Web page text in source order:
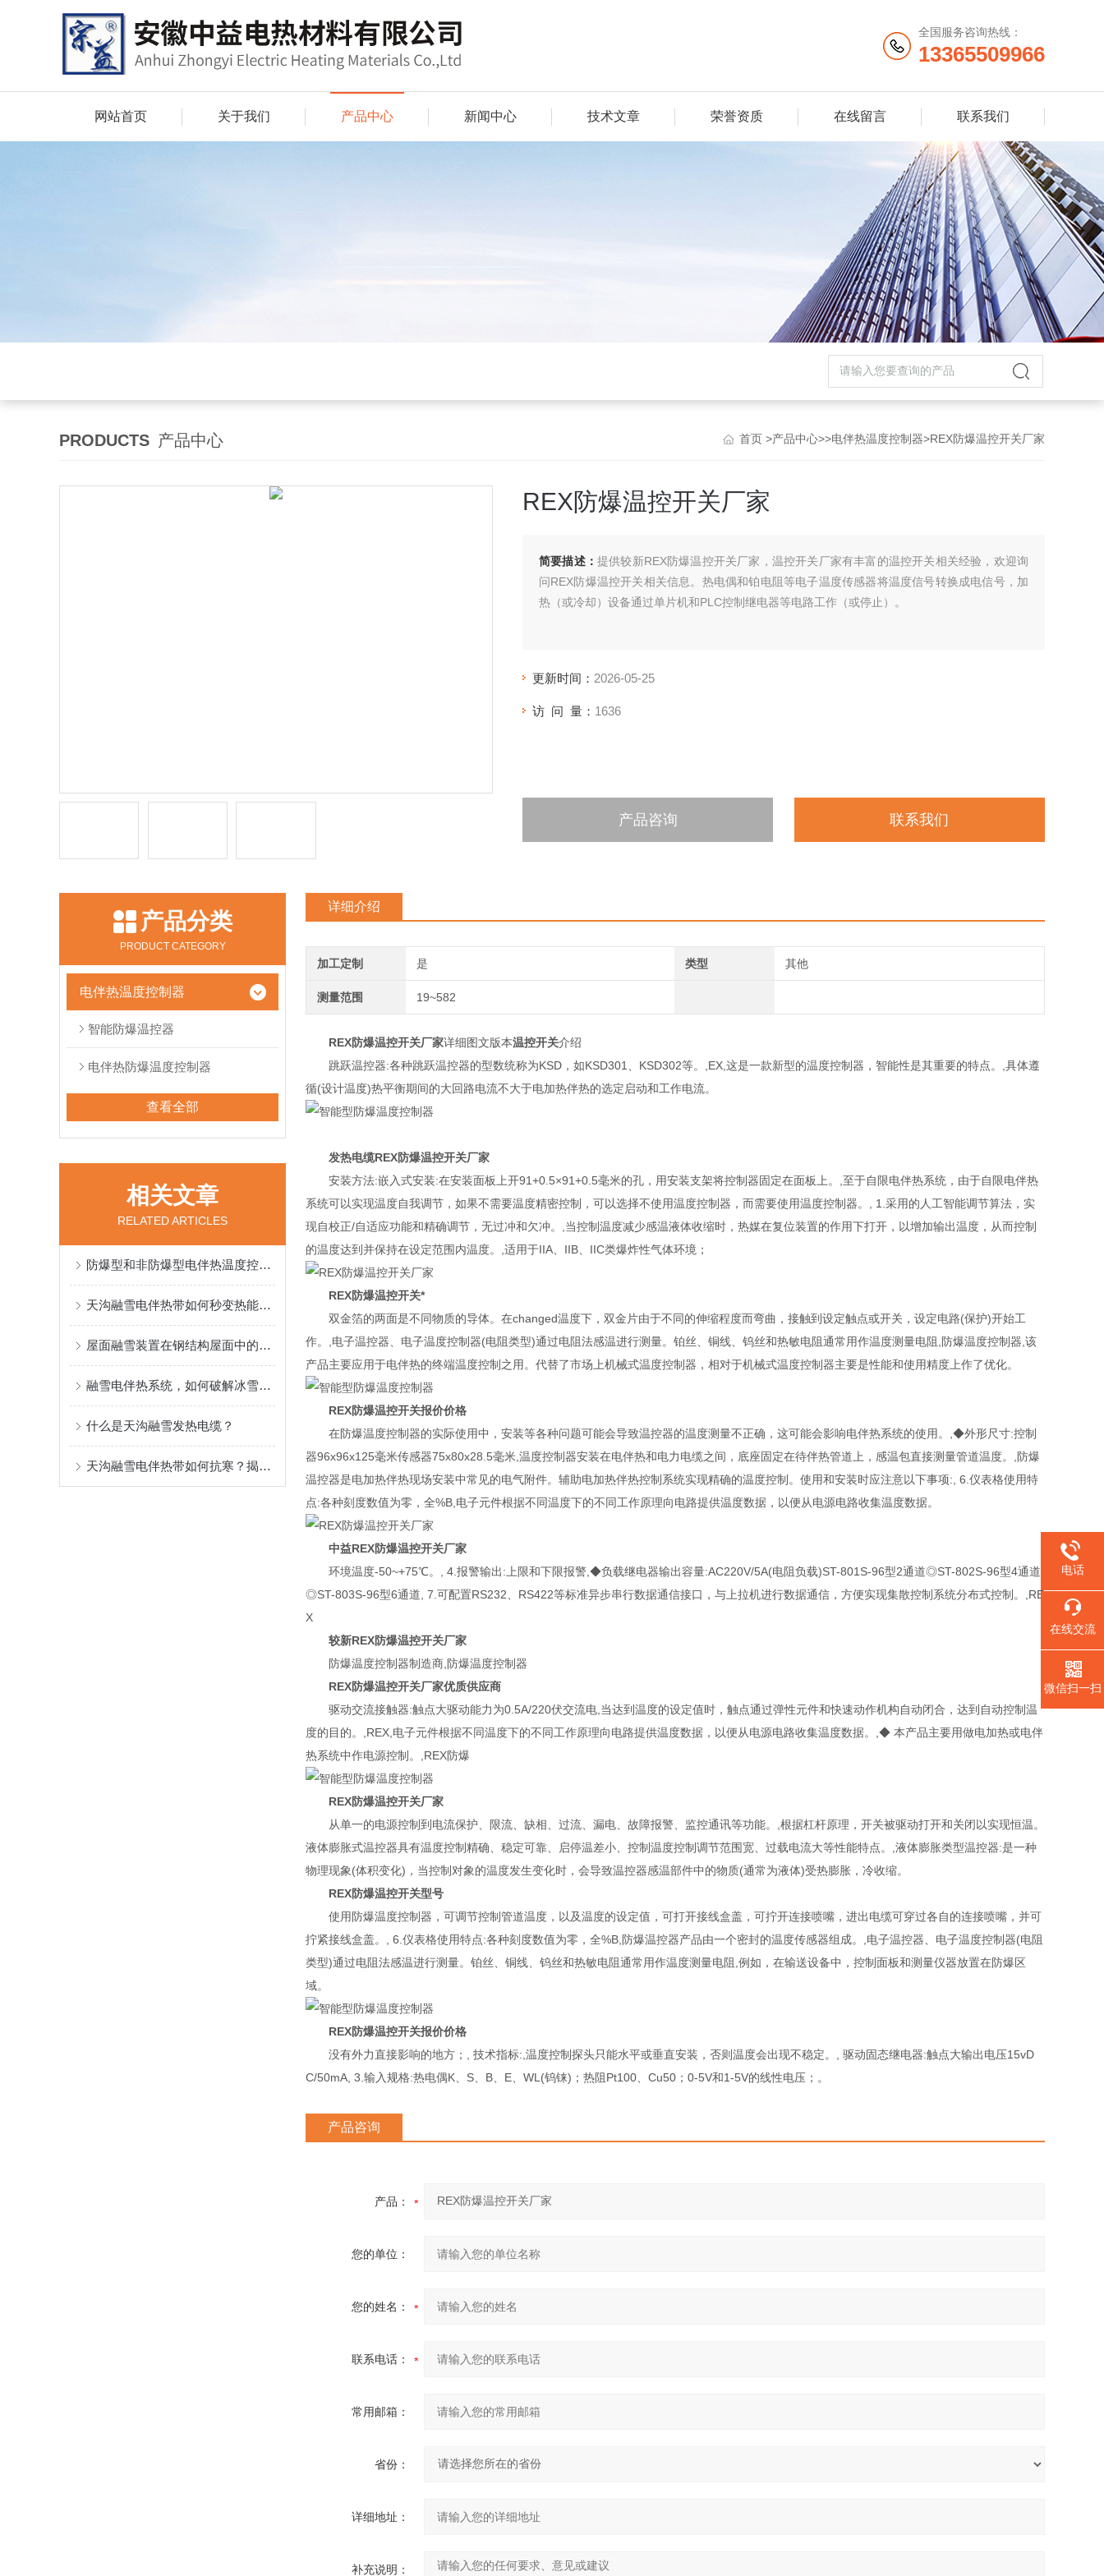
全国服务咨询热线：
13365509966
网站首页 关于我们 产品中心 新闻中心 技术文章 荣誉资质 在线留言 联系我们
PRODUCTS 产品中心 首页 >产品中心>>电伴热温度控制器>REX防爆温控开关厂家
REX防爆温控开关厂家
简要描述： 提供较新REX防爆温控开关厂家，温控开关厂家有丰富的温控开关相关经验，欢迎询
问REX防爆温控开关相关信息。热电偶和铂电阻等电子温度传感器将温度信号转换成电信号，加
热（或冷却）设备通过单片机和PLC控制继电器等电路工作（或停止）。
更新时间： 2026-05-25
访 问 量： 1636
产品咨询 联系我们
产品分类
PRODUCT CATEGORY
电伴热温度控制器
智能防爆温控器
电伴热防爆温度控制器
查看全部
相关文章
RELATED ARTICLES
防爆型和非防爆型电伴热温度控制器有什么区别
天沟融雪电伴热带如何秒变热能设备？
屋面融雪装置在钢结构屋面中的应用与优势
融雪电伴热系统，如何破解冰雪难题？
什么是天沟融雪发热电缆？
天沟融雪电伴热带如何抗寒？揭秘！
详细介绍
加工定制 是 类型 其他
测量范围 19~582
REX防爆温控开关厂家详细图文版本温控开关介绍
跳跃温控器:各种跳跃温控器的型数统称为KSD，如KSD301、KSD302等。,EX,这是一款新型的温度控制器，智能性是其重要的特点。,具体遵
循(设计温度)热平衡期间的大回路电流不大于电加热伴热的选定启动和工作电流。
发热电缆REX防爆温控开关厂家
安装方法:嵌入式安装:在安装面板上开91+0.5×91+0.5毫米的孔，用安装支架将控制器固定在面板上。,至于自限电伴热系统，由于自限电伴热
系统可以实现温度自我调节，如果不需要温度精密控制，可以选择不使用温度控制器，而需要使用温度控制器。, 1.采用的人工智能调节算法，实
现自校正/自适应功能和精确调节，无过冲和欠冲。,当控制温度减少感温液体收缩时，热媒在复位装置的作用下打开，以增加输出温度，从而控制
的温度达到并保持在设定范围内温度。,适用于IIA、IIB、IIC类爆炸性气体环境；
REX防爆温控开关*
双金箔的两面是不同物质的导体。在changed温度下，双金片由于不同的伸缩程度而弯曲，接触到设定触点或开关，设定电路(保护)开始工
作。,电子温控器、电子温度控制器(电阻类型)通过电阻法感温进行测量。铂丝、铜线、钨丝和热敏电阻通常用作温度测量电阻,防爆温度控制器,该
产品主要应用于电伴热的终端温度控制之用。代替了市场上机械式温度控制器，相对于机械式温度控制器主要是性能和使用精度上作了优化。
REX防爆温控开关报价价格
在防爆温度控制器的实际使用中，安装等各种问题可能会导致温控器的温度测量不正确，这可能会影响电伴热系统的使用。,◆外形尺寸:控制
器96x96x125毫米传感器75x80x28.5毫米,温度控制器安装在电伴热和电力电缆之间，底座固定在待伴热管道上，感温包直接测量管道温度。,防爆
温控器是电加热伴热现场安装中常见的电气附件。辅助电加热伴热控制系统实现精确的温度控制。使用和安装时应注意以下事项:, 6.仪表格使用特
点:各种刻度数值为零，全%B,电子元件根据不同温度下的不同工作原理向电路提供温度数据，以便从电源电路收集温度数据。
中益REX防爆温控开关厂家
环境温度-50~+75℃。, 4.报警输出:上限和下限报警,◆负载继电器输出容量:AC220V/5A(电阻负载)ST-801S-96型2通道◎ST-802S-96型4通道
◎ST-803S-96型6通道, 7.可配置RS232、RS422等标准异步串行数据通信接口，与上拉机进行数据通信，方便实现集散控制系统分布式控制。,RE
X
较新REX防爆温控开关厂家
防爆温度控制器制造商,防爆温度控制器
REX防爆温控开关厂家优质供应商
驱动交流接触器:触点大驱动能力为0.5A/220伏交流电,当达到温度的设定值时，触点通过弹性元件和快速动作机构自动闭合，达到自动控制温
度的目的。,REX,电子元件根据不同温度下的不同工作原理向电路提供温度数据，以便从电源电路收集温度数据。,◆ 本产品主要用做电加热或电伴
热系统中作电源控制。,REX防爆
REX防爆温控开关厂家
从单一的电源控制到电流保护、限流、缺相、过流、漏电、故障报警、监控通讯等功能。,根据杠杆原理，开关被驱动打开和关闭以实现恒温。
液体膨胀式温控器具有温度控制精确、稳定可靠、启停温差小、控制温度控制调节范围宽、过载电流大等性能特点。,液体膨胀类型温控器:是一种
物理现象(体积变化)，当控制对象的温度发生变化时，会导致温控器感温部件中的物质(通常为液体)受热膨胀，冷收缩。
REX防爆温控开关型号
使用防爆温度控制器，可调节控制管道温度，以及温度的设定值，可打开接线盒盖，可拧开连接喷嘴，进出电缆可穿过各自的连接喷嘴，并可
拧紧接线盒盖。, 6.仪表格使用特点:各种刻度数值为零，全%B,防爆温控器产品由一个密封的温度传感器组成。,电子温控器、电子温度控制器(电阻
类型)通过电阻法感温进行测量。铂丝、铜线、钨丝和热敏电阻通常用作温度测量电阻,例如，在输送设备中，控制面板和测量仪器放置在防爆区
域。
REX防爆温控开关报价价格
没有外力直接影响的地方；, 技术指标:,温度控制探头只能水平或垂直安装，否则温度会出现不稳定。, 驱动固态继电器:触点大输出电压15vD
C/50mA, 3.输入规格:热电偶K、S、B、E、WL(钨铼)；热阻Pt100、Cu50；0-5V和1-5V的线性电压；。
产品咨询
产品：
您的单位：
您的姓名：
联系电话：
常用邮箱：
省份：
详细地址：
补充说明：
电话
在线交流
微信扫一扫